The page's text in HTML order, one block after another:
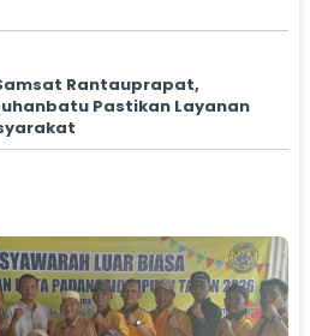
Rantauprapat,
Pastikan Layanan